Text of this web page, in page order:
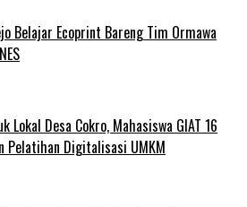
Belajar Ecoprint Bareng Tim Ormawa
Lokal Desa Cokro, Mahasiswa GIAT 16
Pelatihan Digitalisasi UMKM